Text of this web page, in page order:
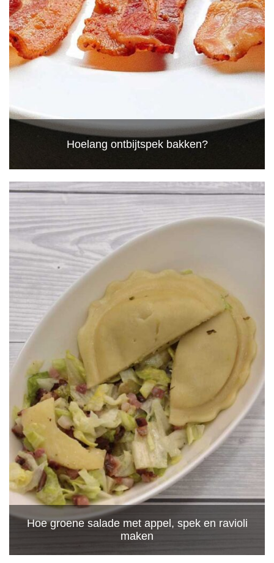
Hoelang ontbijtspek bakken?
Hoe groene salade met appel, spek en ravioli
maken